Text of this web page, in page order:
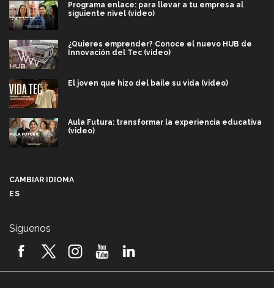
Programa enlace: para llevar a tu empresa al
siguiente nivel (video)
¿Quieres emprender? Conoce el nuevo HUB de
Innovación del Tec (video)
El joven que hizo del baile su vida (video)
Aula Futura: transformar la experiencia educativa
(video)
2026! (video)
CAMBIAR IDIOMA
ES
Síguenos